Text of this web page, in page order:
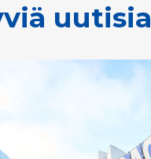
uutisia